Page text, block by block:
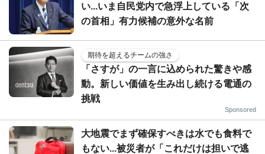
い...いま自民党内で急浮上している「次
の首相」有力候補の意外な名前
期待を超えるチームの強さ
「さすが」の一言に込められた驚きや感
動。新しい価値を生み出し続ける電通の
挑戦
Sponsored
大地震でまず確保すべきは水でも食料で
もない...被災者が「これだけは担いで逃